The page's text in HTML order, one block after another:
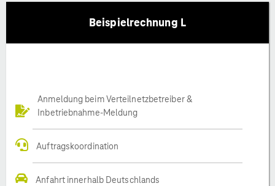
Beispielrechnung L
Anmeldung beim Verteilnetzbetreiber &
Inbetriebnahme-Meldung
Auftragskoordination
Anfahrt innerhalb Deutschlands